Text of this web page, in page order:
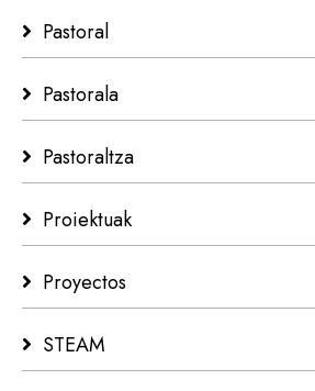
Pastoral
Pastorala
Pastoraltza
Proiektuak
Proyectos
STEAM